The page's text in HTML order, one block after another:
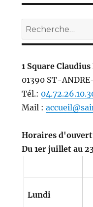
Recherche
pour :
1 Square
01390 ST-
Tél.:
Mail :
Horaires
Du 1er juillet au
Lundi